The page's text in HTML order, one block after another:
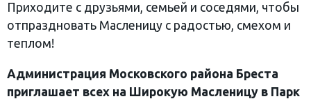
Приходите с друзьями, семьей и соседями, чтобы
отпраздновать Масленицу с радостью, смехом и
теплом!
Администрация Московского района Бреста
приглашает всех на Широкую Масленицу в Парк